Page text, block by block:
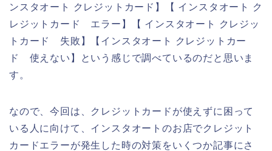
ンスタオート クレジットカード】【 インスタオート ク
レジットカード エラー】【 インスタオート クレジッ
トカード 失敗】【インスタオート クレジットカー
ド 使えない】という感じで調べているのだと思いま
す。
なので、今回は、クレジットカードが使えずに困って
いる人に向けて、インスタオートのお店でクレジット
カードエラーが発生した時の対策をいくつか記事にさ